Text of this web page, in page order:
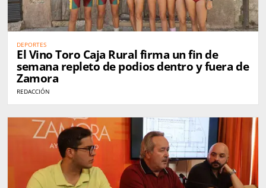
DEPORTES
El Vino Toro Caja Rural firma un fin de
semana repleto de podios dentro y fuera de
Zamora
REDACCIÓN